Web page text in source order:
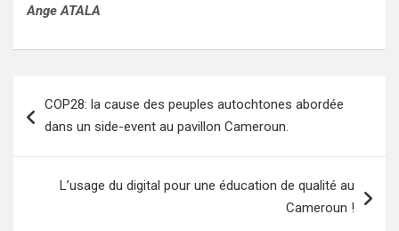
Ange ATALA
de
COP28: la cause des peuples autochtones abordée
dans un side-event au pavillon Cameroun.
L’usage du digital pour une éducation de qualité au
Cameroun !